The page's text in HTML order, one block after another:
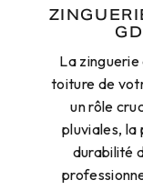
La
toiture de
un rôle
pluviales,
durabilité